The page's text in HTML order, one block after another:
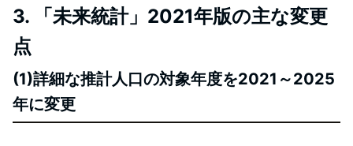
3. 「未来統計」2021年版の主な変更
点
(1)詳細な推計人口の対象年度を2021～2025
年に変更